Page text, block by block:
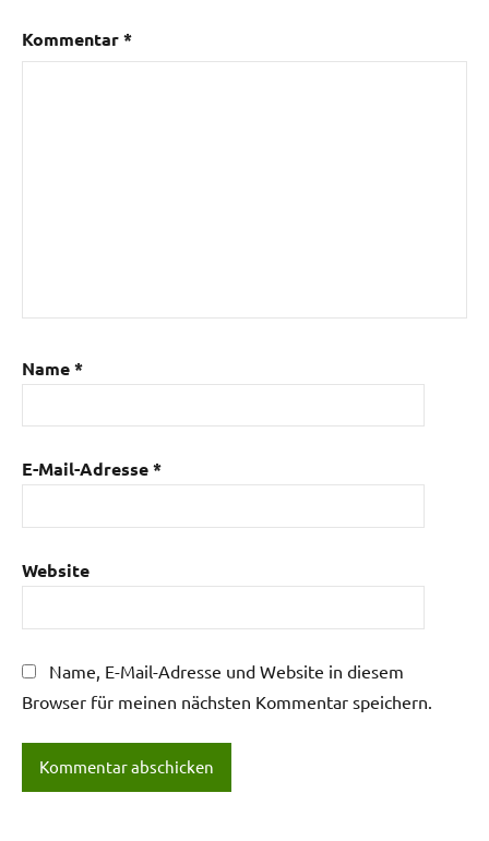
Kommentar*
Name*
E-Mail-Adresse*
Website
Name, E-Mail-Adresse und Website in diesem
Browser für meinen nächsten Kommentar speichern.